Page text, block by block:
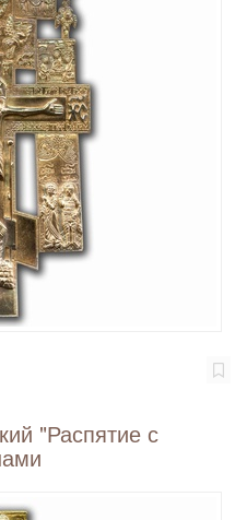
"Распятие с